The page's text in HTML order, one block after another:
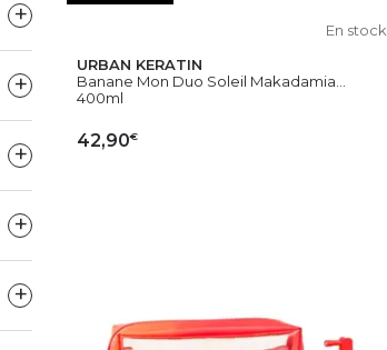
En stock
URBAN KERATIN
Banane Mon Duo Soleil Makadamia...
400ml
42,90€